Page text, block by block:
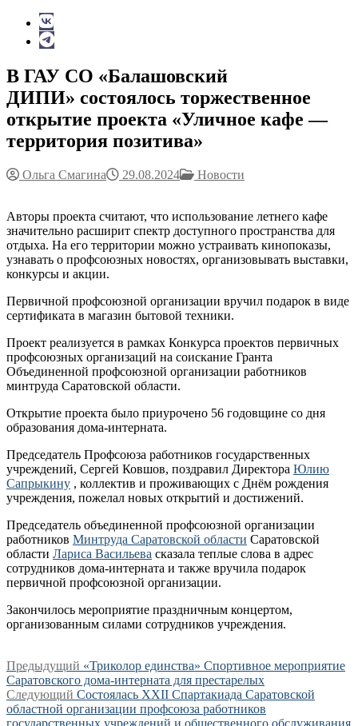
В ГАУ СО «Балашовский
ДИПИ» состоялось торжественное
открытие проекта «Уличное кафе —
территория позитива»
Ольга Смагина 29.08.2024 Новости
Авторы проекта считают, что использование летнего кафе
значительно расширит спектр доступного пространства для
отдыха. На его территории можно устраивать кинопоказы,
узнавать о профсоюзных новостях, организовывать выставки,
конкурсы и акции.
Первичной профсоюзной организации вручил подарок в виде
сертификата в магазин бытовой техники.
Проект реализуется в рамках Конкурса проектов первичных
профсоюзных организаций на соискание Гранта
Объединенной профсоюзной организации работников
минтруда Саратовской области.
Открытие проекта было приурочено 56 годовщине со дня
образования дома-интерната.
Председатель Профсоюза работников государственных
учреждений, Сергей Ковшов, поздравил Директора Юлию
Сапрыкину , коллектив и проживающих с Днём рождения
учреждения, пожелал новых открытий и достижений.
Председатель объединенной профсоюзной организации
работников Минтруда Саратовской области Саратовской
области Лариса Васильева сказала теплые слова в адрес
сотрудников дома-интерната и также вручила подарок
первичной профсоюзной организации.
Закончилось мероприятие праздничным концертом,
организованным силами сотрудников учреждения.
Навигация
по
записям
Предыдущий Предыдущая
запись:
«Триколор единства» Спортивное мероприятие
Саратовского дома-интерната для престарелых
Следующий Следующая
запись:
Состоялась XXII Спартакиада Саратовской
областной организации профсоюза работников
государственных учреждений и общественного обслуживания